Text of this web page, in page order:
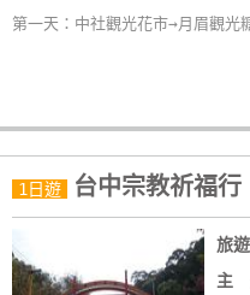
第一天：中社觀光花市→月眉觀光
1日遊 台中宗教祈福行
旅
主